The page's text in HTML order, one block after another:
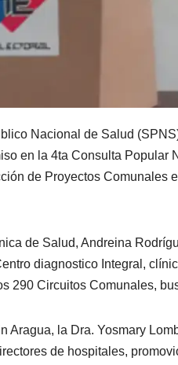
Nacional de Salud
en la 4ta Consulta Popular
de Proyectos Comunales
de Salud, Andreina
diagnostico Integral,
290 Circuitos Comunales,
Aragua, la Dra. Yosmary
de hospitales,